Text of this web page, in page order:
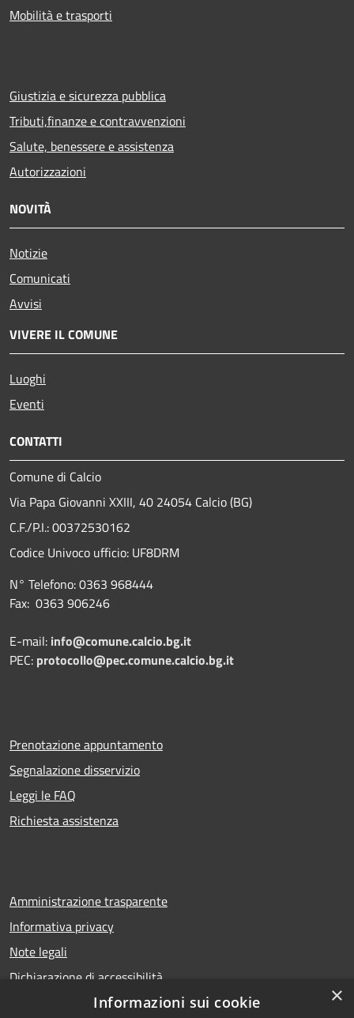
Mobilità e trasporti
Giustizia e sicurezza pubblica
Tributi,finanze e contravvenzioni
Salute, benessere e assistenza
Autorizzazioni
NOVITÀ
Notizie
Comunicati
Avvisi
VIVERE IL COMUNE
Luoghi
Eventi
CONTATTI
Comune di Calcio
Via Papa Giovanni XXIII, 40 24054 Calcio (BG)
C.F./P.I.: 00372530162
Codice Univoco ufficio: UF8DRM
N° Telefono: 0363 968444
Fax: 0363 906246
E-mail: info@comune.calcio.bg.it
PEC: protocollo@pec.comune.calcio.bg.it
Prenotazione appuntamento
Segnalazione disservizio
Leggi le FAQ
Richiesta assistenza
Amministrazione trasparente
Informativa privacy
Note legali
Dichiarazione di accessibilità
×
Informazioni sui cookie